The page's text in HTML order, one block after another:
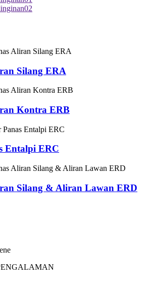
Silang ERA
Kontra ERB
Entalpi ERC
Silang & Aliran Lawan ERD